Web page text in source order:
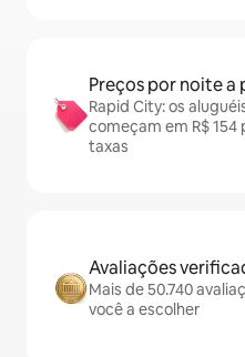
Preços por noite a
Rapid City: os
começam em R$
taxas
Avaliações
Mais de 50.740
você a escolher